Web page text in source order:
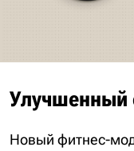
Улучшенный
Новый фитнес-